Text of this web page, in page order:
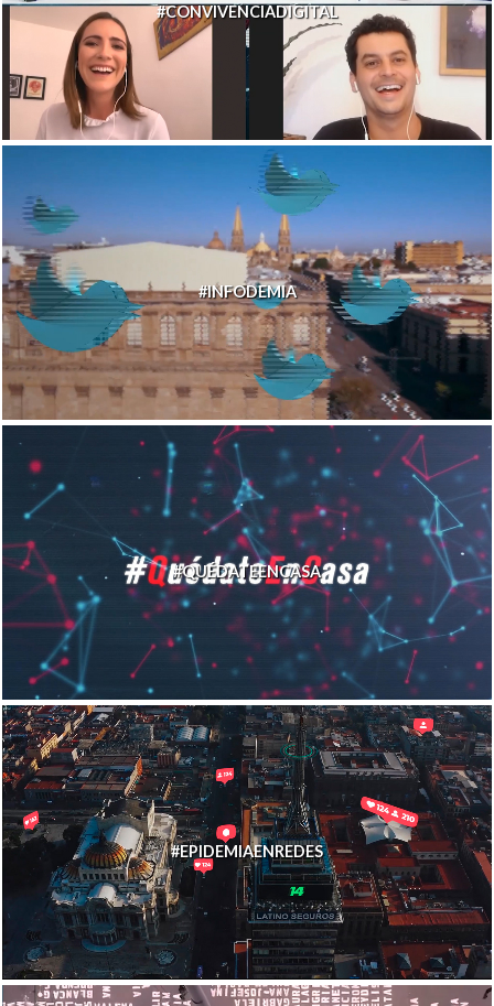
#CONVIVENCIADIGITAL
#INFODEMIA
#QUÉDATEENCASA
#EPIDEMIAENREDES